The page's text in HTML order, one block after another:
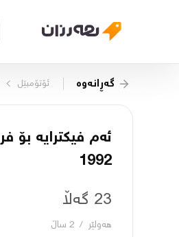
گەڕانەوە ئۆتۆمبێل
ئەم فیکترایە بۆ
1992
23 گەڵا
هەولێر / 2 ساڵ